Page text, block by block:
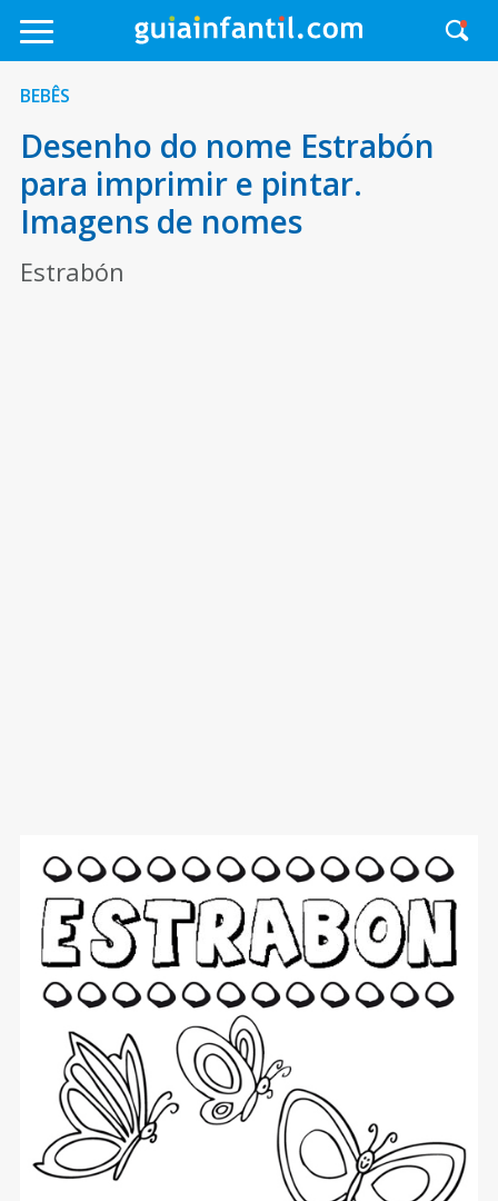
BEBÊS
Desenho do nome Estrabón
para imprimir e pintar.
Imagens de nomes
Estrabón